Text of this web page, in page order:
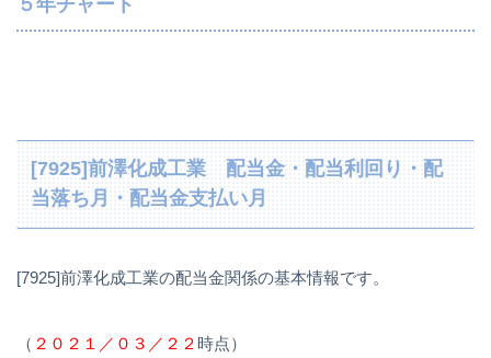
５年チャート
[7925]前澤化成工業 配当金・配当利回り・配
当落ち月・配当金支払い月
[7925]前澤化成工業の配当金関係の基本情報です。
（ ２０２１／０３／２２時点）